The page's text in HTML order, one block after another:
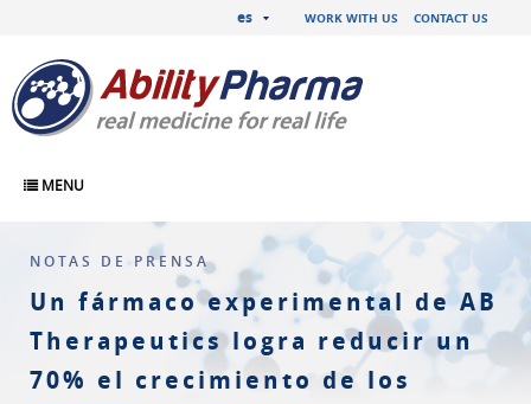
WORK WITH US CONTACT US
es
MENU
NOTAS DE PRENSA
Un fármaco experimental de AB
Therapeutics logra reducir un
70% el crecimiento de los